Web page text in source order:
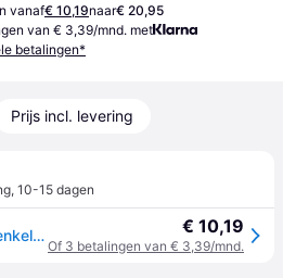
vanaf€ 10,19naar€ 20,95
van € 3,39/mnd. met
betalingen*
Prijs incl. levering
, 10-15 dagen
Verstelbare golftasriem, enkele gevoerde riem, universele rugzakschouderriem met twee metalen haken € 10,19
Of 3 betalingen van € 3,39/mnd.